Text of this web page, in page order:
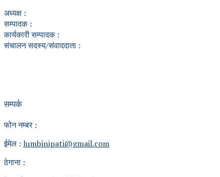
अध्यक्ष :
सम्पादक :
कार्यकारी सम्पादक :
संचालन सदस्य/संवाददाता :
सम्पर्क
फोन नम्बर :
ईमेल : lumbinipati@gmail.com
ठेगाना :